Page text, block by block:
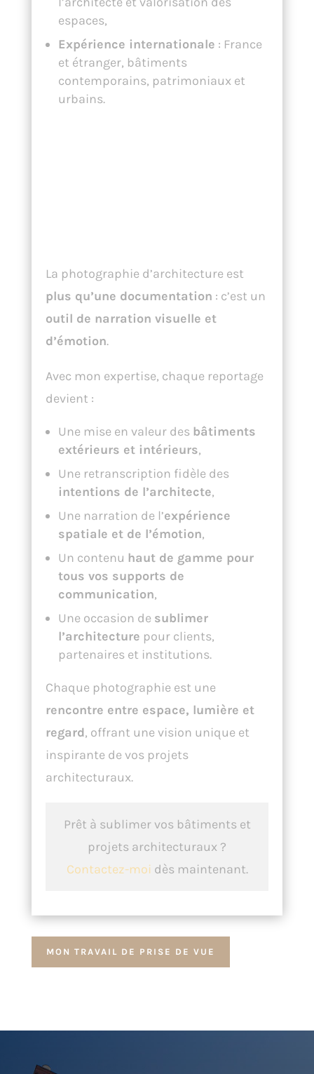
espaces,
Expérience internationale : France
et étranger, bâtiments
contemporains, patrimoniaux et
urbains.
La photographie d’architecture est
plus qu’une documentation : c’est un
outil de narration visuelle et
d’émotion.
Avec mon expertise, chaque reportage
devient :
Une mise en valeur des bâtiments
extérieurs et intérieurs,
Une retranscription fidèle des
intentions de l’architecte,
Une narration de l’expérience
spatiale et de l’émotion,
Un contenu haut de gamme pour
tous vos supports de
communication,
Une occasion de sublimer
l’architecture pour clients,
partenaires et institutions.
Chaque photographie est une
rencontre entre espace, lumière et
regard, offrant une vision unique et
inspirante de vos projets
architecturaux.
Prêt à sublimer vos bâtiments et
projets architecturaux ?
Contactez-moi dès maintenant.
MON TRAVAIL DE PRISE DE VUE